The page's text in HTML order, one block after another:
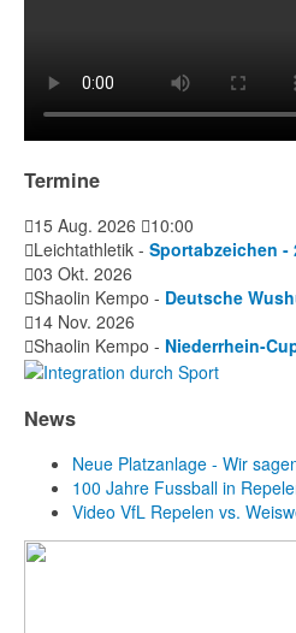
Termine
15 Aug. 2026
10:00
Leichtathletik - Sportabzeichen -
03 Okt. 2026
Shaolin Kempo - Deutsche
14 Nov. 2026
Shaolin Kempo - Niederrhein-
News
Neue Platzanlage - Wir
100 Jahre Fussball in
Video VfL Repelen vs.